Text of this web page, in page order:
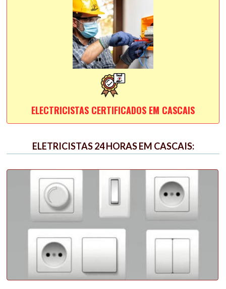
ELECTRICISTAS CERTIFICADOS EM CASCAIS
ELETRICISTAS 24 HORAS EM CASCAIS: